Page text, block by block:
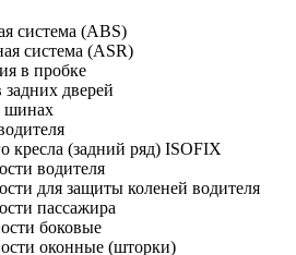
система (ABS)
система (ASR)
в пробке
дверей
шинах
кресла (задний ряд) ISOFIX
водителя
для защиты коленей водителя
пассажира
боковые
оконные (шторки)